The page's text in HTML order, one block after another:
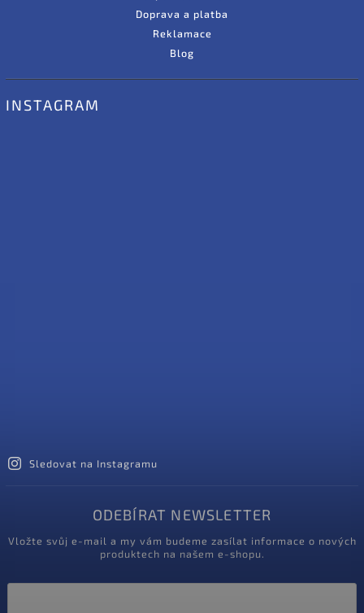
Doprava a platba
Reklamace
Blog
INSTAGRAM
Sledovat na Instagramu
ODEBÍRAT NEWSLETTER
Vložte svůj e-mail a my vám budeme zasílat informace o nových
produktech na našem e-shopu.